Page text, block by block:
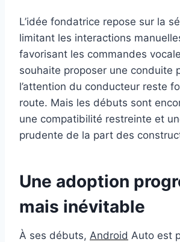
L’idée fondatrice repose sur la
limitant les interactions
favorisant les commandes
souhaite proposer une conduite
l’attention du conducteur reste
route. Mais les débuts sont
une compatibilité restreinte et
prudente de la part des
Une adoption
mais inévitable
À ses débuts, Android Auto est